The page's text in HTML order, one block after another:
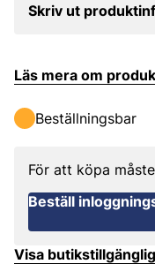
Skriv ut
Läs mera om
Beställningsbar
För att köpa
Beställ
Visa